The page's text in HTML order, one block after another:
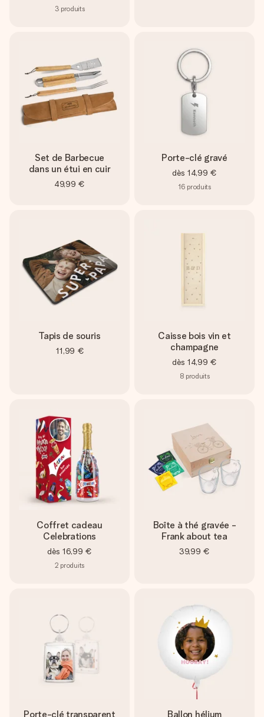
3 produits
Set de Barbecue
dans un étui en cuir
49,99 €
Porte-clé gravé
dès 14,99 €
16 produits
Tapis de souris
11,99 €
Caisse bois vin et
champagne
dès 14,99 €
8 produits
Coffret cadeau
Celebrations
dès 16,99 €
2 produits
Boîte à thé gravée -
Frank about tea
39,99 €
Porte-clé transparent Ballon hélium